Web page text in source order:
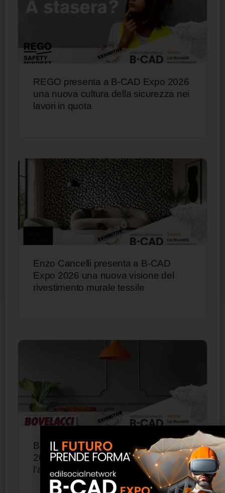
REGO presenta a B-CAD Expo 2026
una nuova cultura della sicurezza nei
lavori in quota
Enzo Cancelli presenta a B-CAD
Expo 2026 una nuova visione del
rivestimento murale tessile
Bovelacci presenta a B-CAD Expo
2026 le sue soluzioni decorative per
l’architettura d’interni e d’esterni